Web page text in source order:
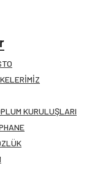
KURULUŞLARI